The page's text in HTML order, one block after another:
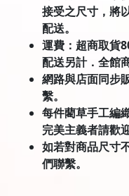
接受之尺寸，將
配送。
運費：超商取貨
配送另計．全館
網路與店面同步
繫。
每件藺草手工編
完美主義者請歡
如若對商品尺寸
們聯繫。